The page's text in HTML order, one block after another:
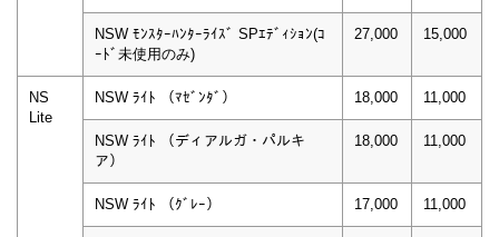
NSW ﾓﾝｽﾀｰﾊﾝﾀｰﾗｲｽﾞ SPｴﾃﾞｨｼｮﾝ(ｺ
ｰﾄﾞ未使用のみ)
27,000 15,000
NS
Lite
NSW ﾗｲﾄ （ﾏｾﾞﾝﾀﾞ） 18,000 11,000
NSW ﾗｲﾄ （ディアルガ・パルキ
ア）
18,000 11,000
NSW ﾗｲﾄ （ｸﾞﾚｰ） 17,000 11,000